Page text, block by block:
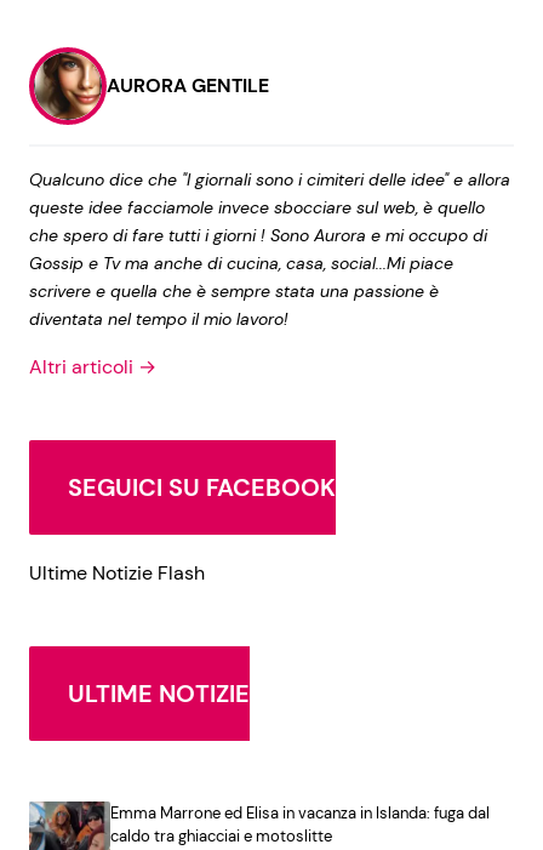
AURORA GENTILE
Qualcuno dice che "I giornali sono i cimiteri delle idee" e allora
queste idee facciamole invece sbocciare sul web, è quello
che spero di fare tutti i giorni ! Sono Aurora e mi occupo di
Gossip e Tv ma anche di cucina, casa, social...Mi piace
scrivere e quella che è sempre stata una passione è
diventata nel tempo il mio lavoro!
Altri articoli →
SEGUICI SU FACEBOOK
Ultime Notizie Flash
ULTIME NOTIZIE
Emma Marrone ed Elisa in vacanza in Islanda: fuga dal
caldo tra ghiacciai e motoslitte